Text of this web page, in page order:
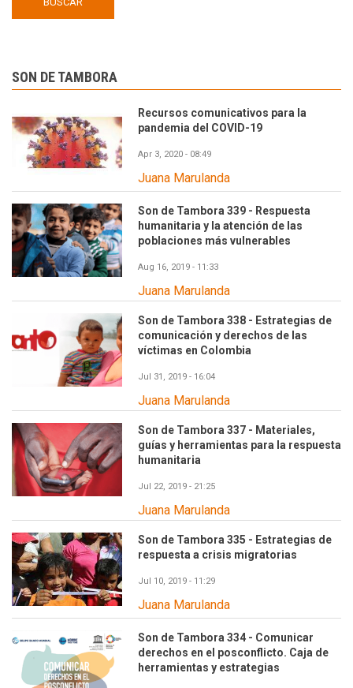
SON DE TAMBORA
Recursos comunicativos para la
pandemia del COVID-19
Apr 3, 2020 - 08:49
Juana Marulanda
Son de Tambora 339 - Respuesta
humanitaria y la atención de las
poblaciones más vulnerables
Aug 16, 2019 - 11:33
Juana Marulanda
Son de Tambora 338 - Estrategias de
comunicación y derechos de las
víctimas en Colombia
Jul 31, 2019 - 16:04
Juana Marulanda
Son de Tambora 337 - Materiales,
guías y herramientas para la respuesta
humanitaria
Jul 22, 2019 - 21:25
Juana Marulanda
Son de Tambora 335 - Estrategias de
respuesta a crisis migratorias
Jul 10, 2019 - 11:29
Juana Marulanda
Son de Tambora 334 - Comunicar
derechos en el posconflicto. Caja de
herramientas y estrategias